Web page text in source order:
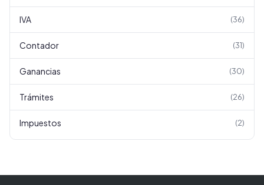
IVA (36)
Contador (31)
Ganancias (30)
Trámites (26)
Impuestos (2)